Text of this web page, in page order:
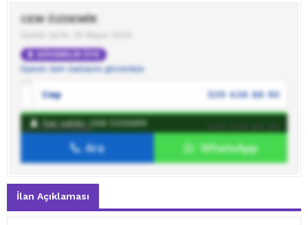
CEM ÖZDEMİR
Üyenin tüm ilanlarını görüntüle
Cep 539 436 88 90
WhatsApp
İlan sahibine mesaj gönder
İlan sahibi: CEM ÖZDEMİR
Ara WhatsApp
İlan Açıklaması